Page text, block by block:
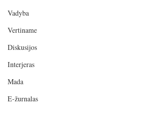
Vadyba
Vertiname
Diskusijos
Interjeras
Mada
E-žurnalas